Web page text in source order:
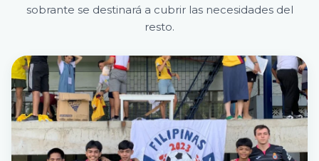
sobrante se destinará a cubrir las necesidades del
resto.